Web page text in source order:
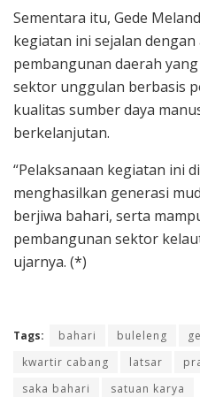
Sementara itu, Gede
kegiatan ini sejalan
pembangunan daerah
sektor unggulan berbasis
kualitas sumber daya
berkelanjutan.
“Pelaksanaan kegiatan ini
menghasilkan generasi
berjiwa bahari, serta
pembangunan sektor
ujarnya. (*)
Tags: bahari buleleng
kwartir cabang
latsar
saka bahari
satuan karya